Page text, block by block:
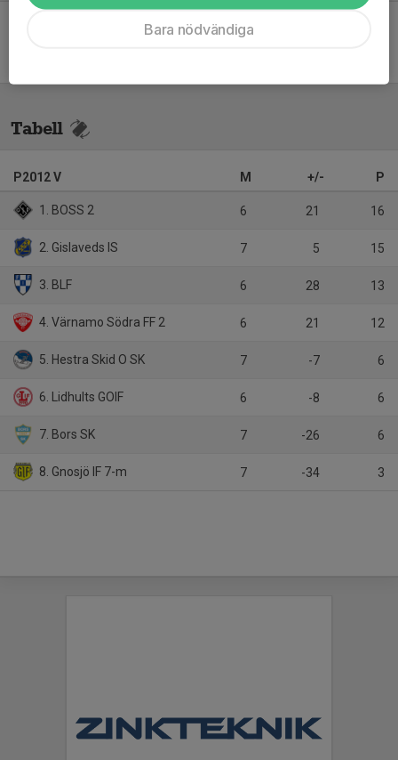
Inget referat skrivet
Tabell
P2012 V M +/- P
1. BOSS 2 6 21 16
2. Gislaveds IS 7 5 15
3. BLF 6 28 13
4. Värnamo Södra FF 2 6 21 12
5. Hestra Skid O SK 7 -7 6
6. Lidhults GOIF 6 -8 6
7. Bors SK 7 -26 6
8. Gnosjö IF 7-m 7 -34 3
Bara nödvändiga